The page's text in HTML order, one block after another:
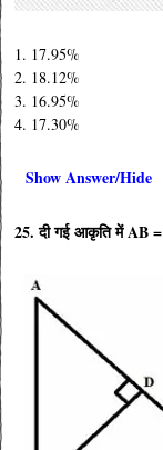
1. 17.95%
2. 18.12%
3. 16.95%
4. 17.30%
Show Answer/Hide
25. दी गई आकृति में AB